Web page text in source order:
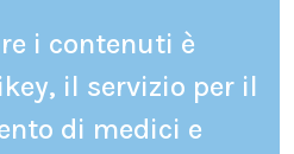
i contenuti è
il servizio per il
di medici e